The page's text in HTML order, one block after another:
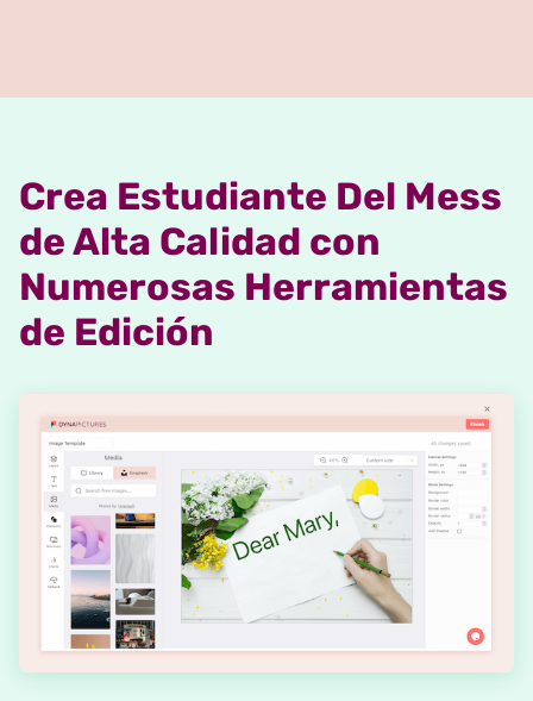
Crea Estudiante Del Mess
de Alta Calidad con
Numerosas Herramientas
de Edición